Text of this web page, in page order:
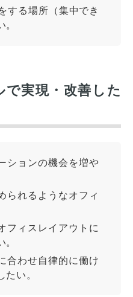
する場所（集中でき
実現・改善した
ションの機会を増や
られるようなオフィ
フィスレイアウトに
合わせ自律的に働け
い。